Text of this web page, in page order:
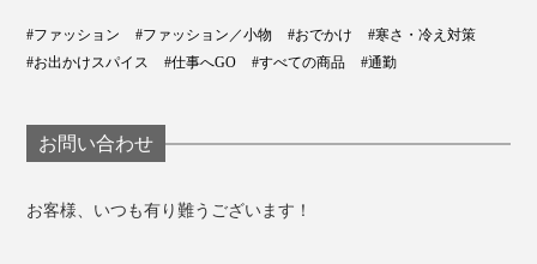
#ファッション #ファッション／小物 #おでかけ
#寒さ・冷え対策
#お出かけスパイス
#仕事へGO #すべての商品 #通勤
お問い合わせ
お客様、いつも有り難うございます！